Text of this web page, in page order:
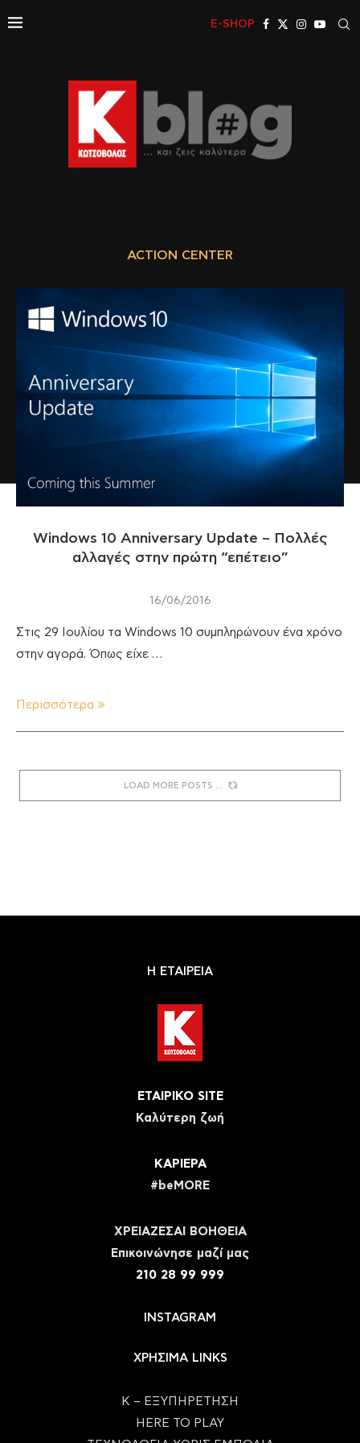
E-SHOP
ACTION CENTER
Windows 10 Anniversary Update – Πολλές
αλλαγές στην πρώτη “επέτειο”
16/06/2016
Στις 29 Ιουλίου τα Windows 10 συμπληρώνουν ένα χρόνο
στην αγορά. Όπως είχε …
Περισσότερα
LOAD MORE POSTS
Η ΕΤΑΙΡΕΙΑ
ΕΤΑΙΡΙΚΟ SITE
Καλύτερη ζωή
ΚΑΡΙΕΡΑ
#beMORE
ΧΡΕΙΑΖΕΣΑΙ ΒΟΗΘΕΙΑ
Eπικοινώνησε μαζί μας
210 28 99 999
INSTAGRAM
ΧΡΗΣΙΜΑ LINKS
Κ – ΕΞΥΠΗΡΕΤΗΣΗ
HERE TO PLAY